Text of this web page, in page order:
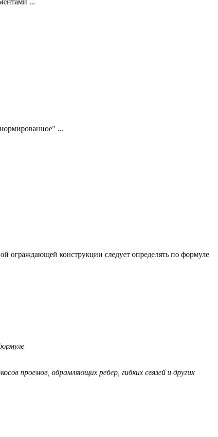
...
ограждающей конструкции следует определять по формуле
проемов, обрамляющих ребер, гибких связей и других